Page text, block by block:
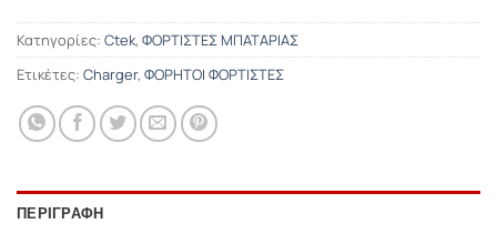
Κατηγορίες: Ctek, ΦΟΡΤΙΣΤΕΣ ΜΠΑΤΑΡΙΑΣ
Ετικέτες: Charger, ΦΟΡΗΤΟΙ ΦΟΡΤΙΣΤΕΣ
ΠΕΡΙΓΡΑΦΉ